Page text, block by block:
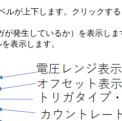
ルが上下します。
クリックす
が発生しているか）を表示しま
表示します。